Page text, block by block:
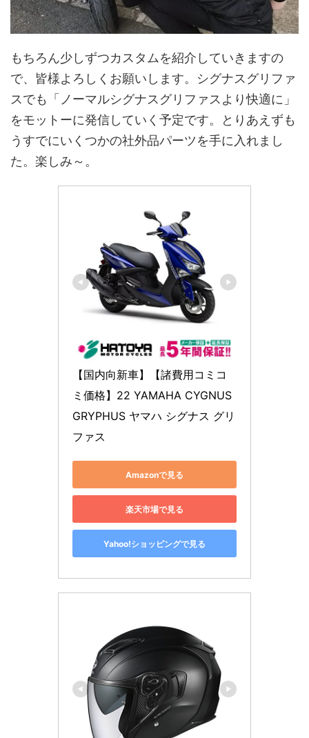
もちろん少しずつカスタムを紹介していきますの
で、皆様よろしくお願いします。シグナスグリファ
スでも「ノーマルシグナスグリファスより快適に」
をモットーに発信していく予定です。とりあえずも
うすでにいくつかの社外品パーツを手に入れまし
た。楽しみ～。
【国内向新車】【諸費用コミコ
ミ価格】22 YAMAHA CYGNUS
GRYPHUS ヤマハ シグナス グリ
ファス
Amazonで見る
楽天市場で見る
Yahoo!ショッピングで見る